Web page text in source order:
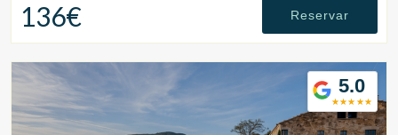
136€ Reservar
5.0